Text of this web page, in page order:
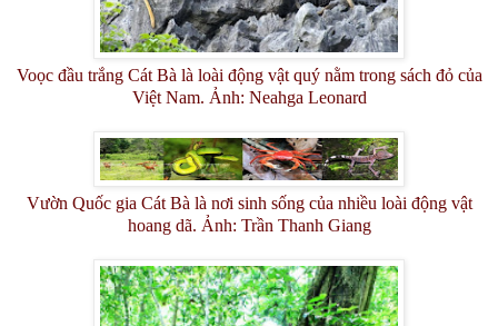
Voọc đầu trắng Cát Bà là loài động vật quý nằm trong sách đỏ của
Việt Nam. Ảnh: Neahga Leonard
Vườn Quốc gia Cát Bà là nơi sinh sống của nhiều loài động vật
hoang dã. Ảnh: Trần Thanh Giang